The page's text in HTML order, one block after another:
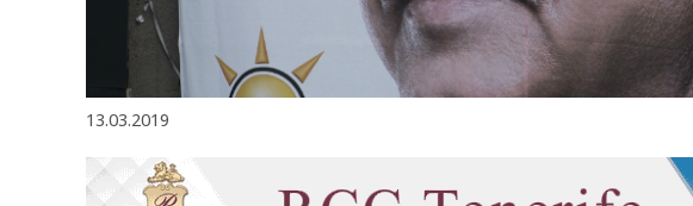
13.03.2019